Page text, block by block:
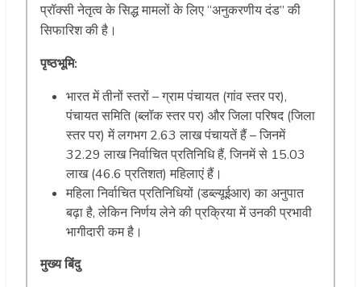
प्रॉक्सी नेतृत्व के सिद्ध मामलों के लिए “अनुकरणीय दंड” की
सिफारिश की है।
पृष्ठभूमि:
भारत में तीनों स्तरों – ग्राम पंचायत (गांव स्तर पर),
पंचायत समिति (ब्लॉक स्तर पर) और जिला परिषद (जिला
स्तर पर) में लगभग 2.63 लाख पंचायतें हैं – जिनमें
32.29 लाख निर्वाचित प्रतिनिधि हैं, जिनमें से 15.03
लाख (46.6 प्रतिशत) महिलाएं हैं।
महिला निर्वाचित प्रतिनिधियों (डब्ल्यूईआर) का अनुपात
बढ़ा है, लेकिन निर्णय लेने की प्रक्रिया में उनकी प्रभावी
भागीदारी कम है।
मुख्य बिंदु